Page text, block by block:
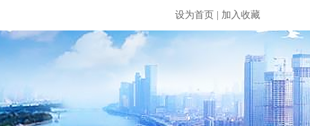
设为首页 加入收藏